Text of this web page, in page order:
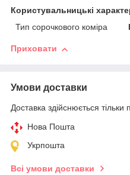
Користувальницькі
Тип сорочкового коміра
Приховати
Умови доставки
Доставка здійснюється тільки
Нова Пошта
Укрпошта
Всі умови доставки